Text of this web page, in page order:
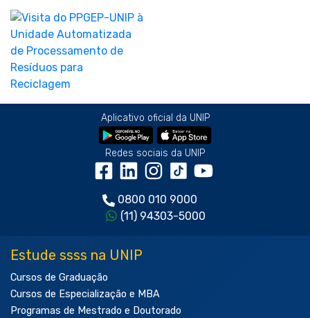
Aplicativo oficial da UNIP
Redes sociais da UNIP
0800 010 9000
(11) 94303-5000
Estude ssss na UNIP
Cursos de Graduação
Cursos de Especialização e MBA
Programas de Mestrado e Doutorado